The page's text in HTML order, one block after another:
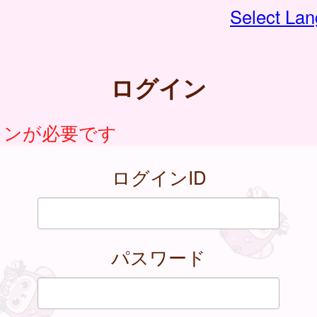
Select
ログイン
が必要です
ログインID
パスワード